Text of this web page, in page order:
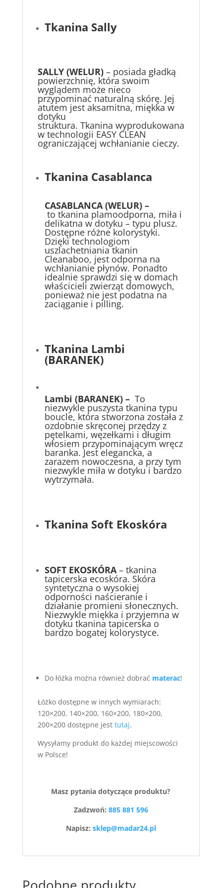
Tkanina Sally
SALLY (WELUR)– posiada gładką
powierzchnię, która swoim
wyglądem może nieco
przypominać naturalną skórę. Jej
atutem jest aksamitna, miękka w
dotyku
struktura. Tkanina wyprodukowana
w technologii EASY CLEAN
ograniczającej wchłanianie cieczy.
Tkanina Casablanca
CASABLANCA (WELUR) –
to tkanina plamoodporna, miła i
delikatna w dotyku – typu plusz.
Dostępne różne kolorystyki.
Dzięki technologiom
uszlachetniania tkanin
Cleanaboo, jest odporna na
wchłanianie płynów. Ponadto
idealnie sprawdzi się w domach
właścicieli zwierząt domowych,
ponieważ nie jest podatna na
zaciąganie i pilling.
Tkanina Lambi
(BARANEK)
Lambi (BARANEK) – To
niezwykle puszysta tkanina typu
boucle, która stworzona została z
ozdobnie skręconej przędzy z
pętelkami, węzełkami i długim
włosiem przypominającym wręcz
baranka. Jest elegancka, a
zarazem nowoczesna, a przy tym
niezwykle miła w dotyku i bardzo
wytrzymała.
Tkanina Soft Ekoskóra
SOFT EKOSKÓRA– tkanina
tapicerska ecoskóra. Skóra
syntetyczna o wysokiej
odporności naścieranie i
działanie promieni słonecznych.
Niezwykle miękka i przyjemna w
dotyku tkanina tapicerska o
bardzo bogatej kolorystyce.
Do łóżka można również dobrać materac!
Łóżko dostępne w innych wymiarach:
120×200, 140×200, 160×200, 180×200,
200×200 dostępne jest tutaj.
Wysyłamy produkt do każdej miejscowości
w Polsce!
Masz pytania dotyczące produktu?
Zadzwoń: 885 881 596
Napisz: sklep@madar24.pl